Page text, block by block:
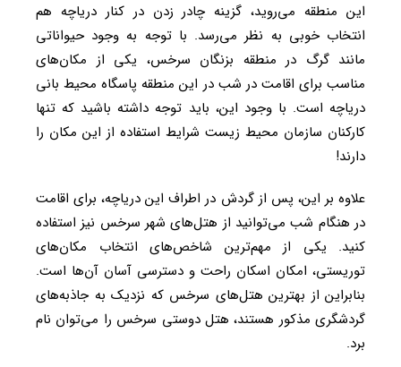
این منطقه می‌روید، گزینه چادر زدن در کنار دریاچه هم
انتخاب خوبی به نظر می‌رسد. با توجه به وجود حیواناتی
مانند گرگ در منطقه بزنگان سرخس، یکی از مکان‌های
مناسب برای اقامت در شب در این منطقه پاسگاه محیط بانی
دریاچه است. با وجود این، باید توجه داشته باشید که تنها
کارکنان سازمان محیط زیست شرایط استفاده از این مکان را
دارند!
علاوه بر این، پس از گردش در اطراف این دریاچه، برای اقامت
در هنگام شب می‌توانید از هتل‌های شهر سرخس نیز استفاده
کنید. یکی از مهم‌ترین شاخص‌های انتخاب مکان‌های
توریستی، امکان اسکان راحت و دسترسی آسان آن‌ها است.
بنابراین از بهترین هتل‌های سرخس که نزدیک به جاذبه‌های
گردشگری مذکور هستند، هتل دوستی سرخس را می‌توان نام
برد.